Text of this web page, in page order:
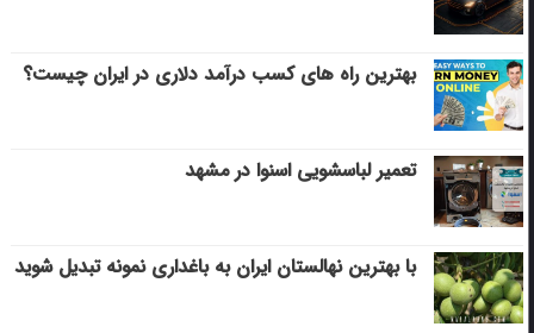
بهترین راه های کسب درآمد دلاری در ایران چیست؟
تعمیر لباسشویی اسنوا در مشهد
با بهترین نهالستان ایران به باغداری نمونه تبدیل شوید